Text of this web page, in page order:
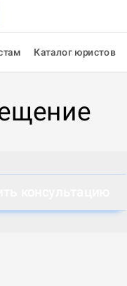
Каталог юристов